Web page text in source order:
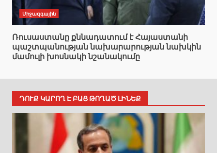
Միջազգային
Ռուսաստանը քննադատում է Հայաստանի
պաշտպանության նախարարության նախկին
մամուլի խոսնակի նշանակումը
ԴՈՒՔ ԿԱՐՈՂ Է ԲԱՑ ԹՈՂԱԾ ԼԻՆԵՔ